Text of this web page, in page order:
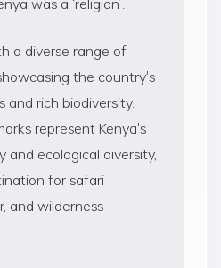
a diverse range of
the country's
and rich biodiversity.
represent Kenya's
ecological diversity,
for safari
and wilderness